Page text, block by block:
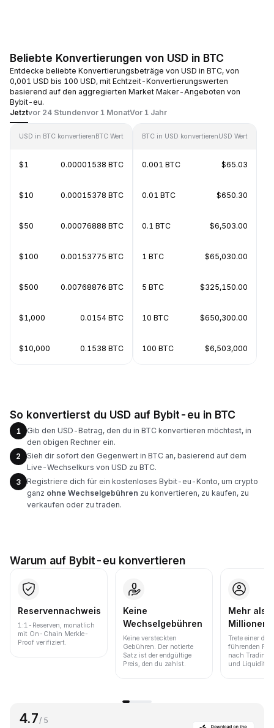
Beliebte Konvertierungen von USD in BTC
Entdecke beliebte Konvertierungsbeträge von USD in BTC, von
0,001 USD bis 100 USD, mit Echtzeit-Konvertierungswerten
basierend auf den aggregierten Market Maker-Angeboten von
Bybit-eu.
Jetztvor 24 Stundenvor 1 MonatVor 1 Jahr
USD in BTC konvertierenBTC Wert
$1 0.00001538 BTC
$10 0.00015378 BTC
$50 0.00076888 BTC
$100 0.00153775 BTC
$500 0.00768876 BTC
$1,000 0.0154 BTC
$10,000 0.1538 BTC
BTC in USD konvertierenUSD Wert
0.001 BTC $65.03
0.01 BTC $650.30
0.1 BTC $6,503.00
1 BTC $65,030.00
5 BTC $325,150.00
10 BTC $650,300.00
100 BTC $6,503,000
So konvertierst du USD auf Bybit-eu in BTC
1
Gib den USD-Betrag, den du in BTC konvertieren möchtest, in
den obigen Rechner ein.
2
Sieh dir sofort den Gegenwert in BTC an, basierend auf dem
Live-Wechselkurs von USD zu BTC.
3
Registriere dich für ein kostenloses Bybit-eu-Konto, um crypto
ganz ohne Wechselgebühren zu konvertieren, zu kaufen, zu
verkaufen oder zu traden.
Warum auf Bybit-eu konvertieren
Reservennachweis
1:1-Reserven, monatlich
mit On-Chain Merkle-
Proof verifiziert.
Keine
Wechselgebühren
Keine versteckten
Gebühren. Der notierte
Satz ist der endgültige
Preis, den du zahlst.
Mehr als
Millionen
Trete einer der
führenden
nach Trading-
und Liquidität
4.7 / 5